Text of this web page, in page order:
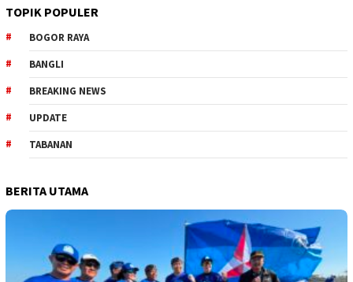
TOPIK POPULER
BOGOR RAYA
BANGLI
BREAKING NEWS
UPDATE
TABANAN
BERITA UTAMA